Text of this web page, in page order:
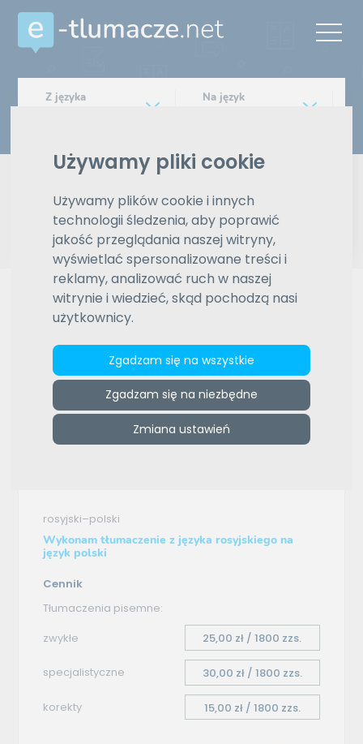
Używamy pliki cookie
Używamy plików cookie i innych
technologii śledzenia, aby poprawić
jakość przeglądania naszej witryny,
wyświetlać spersonalizowane treści i
reklamy, analizować ruch w naszej
witrynie i wiedzieć, skąd pochodzą nasi
użytkownicy.
Zgadzam się na wszystkie
Zgadzam się na niezbędne
Zmiana ustawień
Z języka
Na język
Typ tłumaczenia
Pisemne czy ustne
Znajdź tłumacza
Wyszukiwanie zaawansowane
Reklama
ZAMÓW REKLAMĘ W TYM MIEJSCU
>Anna Kruszyńska>Oferta tłumaczenia -
rosyjski–polski
Oferta tłumaczenia
rosyjski–polski
Wykonam tłumaczenie z języka rosyjskiego na
język polski
Cennik
Tłumaczenia pisemne:
zwykłe
25,00 zł / 1800 zzs.
specjalistyczne 30,00 zł / 1800 zzs.
korekty 15,00 zł / 1800 zzs.